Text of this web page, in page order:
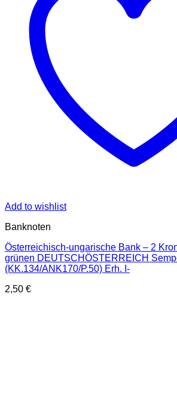
Add to wishlist
Banknoten
Österreichisch-ungarische Bank – 2
grünen DEUTSCHÖSTERREICH
(KK.134/ANK170/P.50) Erh. I-
2,50 €